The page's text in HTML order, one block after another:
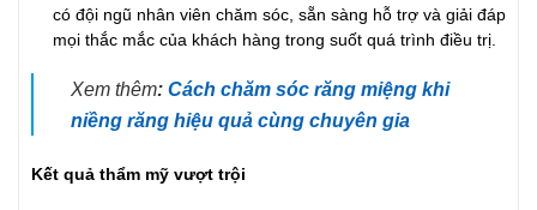
có đội ngũ nhân viên chăm sóc, sẵn sàng hỗ trợ và giải đáp
mọi thắc mắc của khách hàng trong suốt quá trình điều trị.
Xem thêm: Cách chăm sóc răng miệng khi
niềng răng hiệu quả cùng chuyên gia
Kết quả thẩm mỹ vượt trội